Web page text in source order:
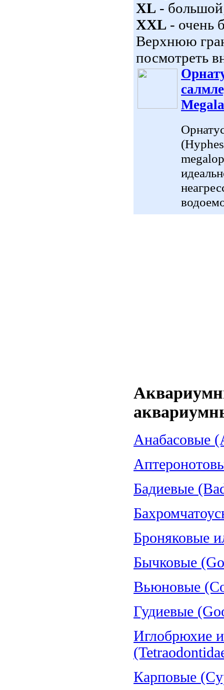
XL -
XXL - очень
Верхнюю
посмотреть
Анабасовые
Бадиевые
Броняковые
Бычковые
Вьюновые
Гудиевые
Иглобрюхие
Карповые